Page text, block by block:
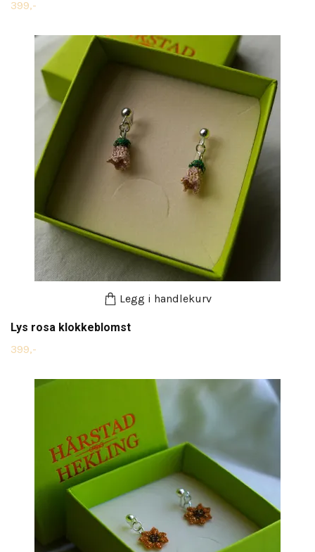
399,-
Legg i handlekurv
Lys rosa klokkeblomst
399,-